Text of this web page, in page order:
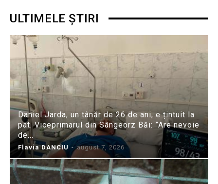
ULTIMELE ȘTIRI
Daniel Jarda, un tânăr de 26 de ani, e țintuit la
pat. Viceprimarul din Sângeorz Băi: ”Are nevoie
de...
Flavia DANCIU - august 7, 2026